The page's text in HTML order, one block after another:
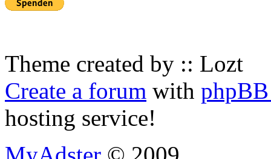
Theme created by :: Lozt
Create a forum with
hosting service!